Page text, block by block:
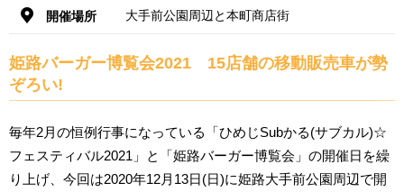
開催場所 大手前公園周辺と本町商店街
姫路バーガー博覧会2021 15店舗の移動販売車が勢
ぞろい!
毎年2月の恒例行事になっている「ひめじSubかる(サブカル)☆
フェスティバル2021」と「姫路バーガー博覧会」の開催日を繰
り上げ、今回は2020年12月13日(日)に姫路大手前公園周辺で開